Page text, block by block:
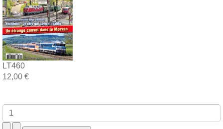
LT460
12,00 €